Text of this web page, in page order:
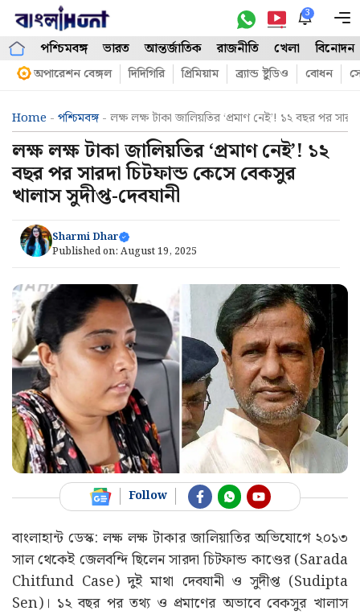
Skip
content
3
পশ্চিমবঙ্গ ভারত আন্তর্জাতিক রাজনীতি খেলা বিনোদন
অপারেশন বেঙ্গল দিদিগিরি প্রিমিয়াম ব্র্যান্ড ষ্টুডিও বোধন
Home - পশ্চিমবঙ্গ- লক্ষ লক্ষ টাকা জালিয়তির ‘প্রমাণ নেই’! ১২ বছর পর
লক্ষ লক্ষ টাকা জালিয়তির ‘প্রমাণ নেই’! ১২
বছর পর সারদা চিটফান্ড কেসে বেকসুর
খালাস সুদীপ্ত-দেবযানী
Sharmi Dhar
Published on: August 19, 2025
Follow
বাংলাহান্ট ডেস্ক: লক্ষ লক্ষ টাকার জালিয়াতির অভিযোগে ২০১৩
সাল থেকেই জেলবন্দি ছিলেন সারদা চিটফান্ড কাণ্ডের (Sarada
Chitfund Case) দুই মাথা দেবযানী ও সুদীপ্ত (Sudipta
Sen)। ১২ বছর পর তথ্য ও প্রমাণের অভাবে বেকসুর খালাস